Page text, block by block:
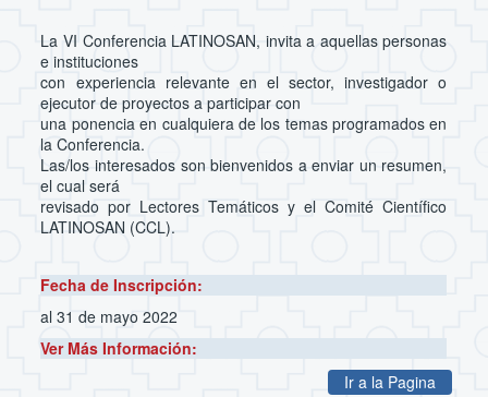
La VI Conferencia LATINOSAN, invita a aquellas personas
e instituciones
con experiencia relevante en el sector, investigador o
ejecutor de proyectos a participar con
una ponencia en cualquiera de los temas programados en
la Conferencia.
Las/los interesados son bienvenidos a enviar un resumen,
el cual será
revisado por Lectores Temáticos y el Comité Científico
LATINOSAN (CCL).
Fecha de Inscripción:
al 31 de mayo 2022
Ver Más Información:
Ir a la Pagina